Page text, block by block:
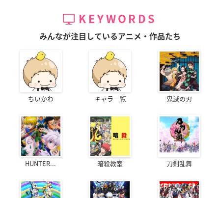
KEYWORDS
みんなが注目しているアニメ・作品たち
ちいかわ キャラ一覧 鬼滅の刃
HUNTER... 暗殺教室 刀剣乱舞